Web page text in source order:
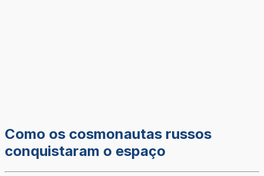
Como os cosmonautas russos
conquistaram o espaço